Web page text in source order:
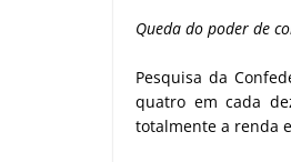
Queda do poder de
Pesquisa da
quatro em cada
totalmente a renda